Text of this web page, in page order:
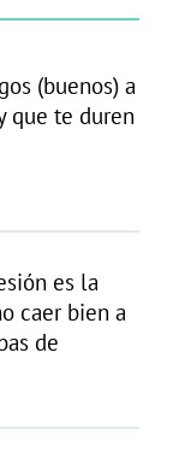
(buenos) a
que te duren
es la
caer bien a
de